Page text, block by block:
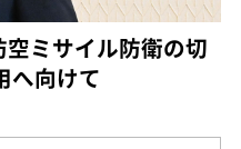
空ミサイル防衛の切
へ向けて